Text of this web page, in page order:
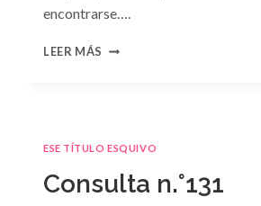
encontrarse….
LEER MÁS CONSULTA
ESE TÍTULO ESQUIVO
Consulta n.°131